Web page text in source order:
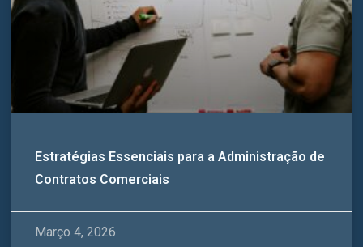
Estratégias Essenciais para a Administração de
Contratos Comerciais
Março 4, 2026